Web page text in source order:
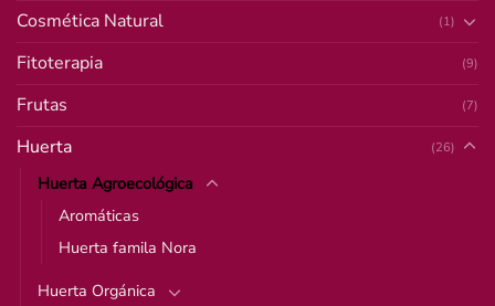
Cosmética Natural (1)
Fitoterapia (9)
Frutas (7)
Huerta (26)
Huerta Agroecológica
Aromáticas
Huerta famila Nora
Huerta Orgánica